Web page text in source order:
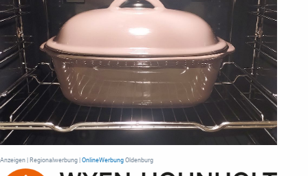
Anzeigen | Regionalwerbung | OnlineWerbung Oldenburg